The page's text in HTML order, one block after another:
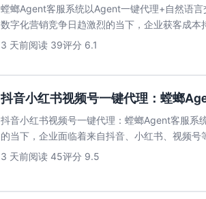
螳螂Agent客服系统以Agent一键代理+自然语
数字化营销竞争日趋激烈的当下，企业获客成本
满足高效转...
3 天前阅读 39评分 6.1
抖音小红书视频号一键代理：螳螂
抖音小红书视频号一键代理：螳螂Agent客服系
的当下，企业面临着来自抖音、小红书、视频号
人工客服模式已...
3 天前阅读 45评分 9.5